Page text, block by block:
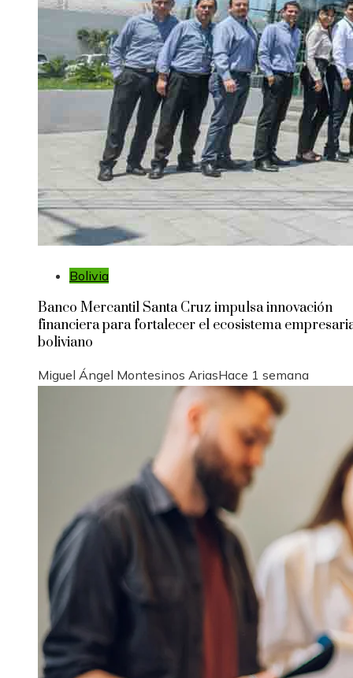
Bolivia
Banco Mercantil Santa Cruz impulsa innovación
financiera para fortalecer el ecosistema
boliviano
Miguel Ángel Montesinos AriasHace 1 semana